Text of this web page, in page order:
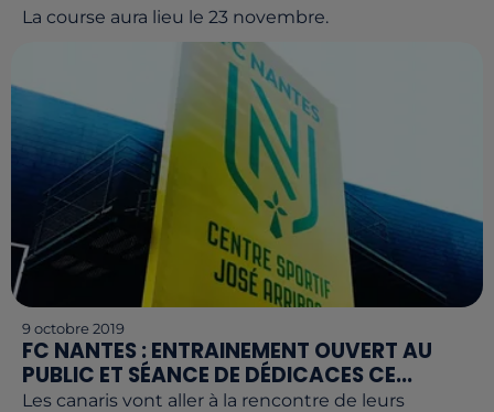
La course aura lieu le 23 novembre.
9 octobre 2019
FC NANTES : ENTRAINEMENT OUVERT AU
PUBLIC ET SÉANCE DE DÉDICACES CE...
Les canaris vont aller à la rencontre de leurs